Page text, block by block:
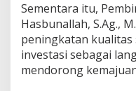
Sementara itu,
Hasbunallah, S.Ag.,
peningkatan kualitas
investasi sebagai
mendorong